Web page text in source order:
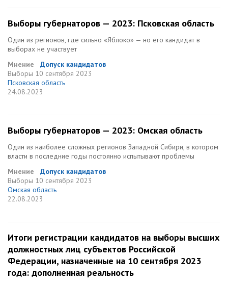
Выборы губернаторов — 2023: Псковская область
Один из регионов, где сильно «Яблоко» — но его кандидат в
выборах не участвует
Мнение
Допуск кандидатов
Выборы 10 сентября 2023
Псковская область
24.08.2023
Выборы губернаторов — 2023: Омская область
Один из наиболее сложных регионов Западной Сибири, в котором
власти в последние годы постоянно испытывают проблемы
Мнение
Допуск кандидатов
Выборы 10 сентября 2023
Омская область
22.08.2023
Итоги регистрации кандидатов на выборы высших
должностных лиц субъектов Российской
Федерации, назначенные на 10 сентября 2023
года: дополненная реальность